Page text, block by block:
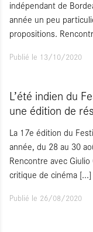
indépendant de
année un peu
propositions.
Publié le 13/10/2020
L’été indien du
une édition de
La 17e édition du
année, du 28 au 30
Rencontre avec
critique de cinéma [...]
Publié le 26/08/2020